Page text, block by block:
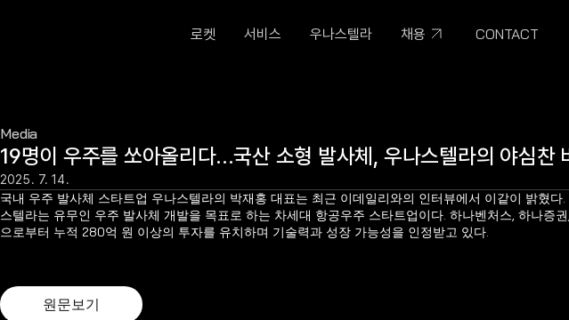
로켓 서비스 우나스텔라 채용 CONTACT
Media
19명이 우주를 쏘아올리다…국산 소형 발사체, 우나스텔라의 야심찬
2025. 7. 14.
국내 우주 발사체 스타트업 우나스텔라의 박재홍 대표는 최근 이데일리와의 인터뷰에서 이같이 밝혔
스텔라는 유무인 우주 발사체 개발을 목표로 하는 차세대 항공우주 스타트업이다. 하나벤처스, 하나증
으로부터 누적 280억 원 이상의 투자를 유치하며 기술력과 성장 가능성을 인정받고 있다.
원문보기